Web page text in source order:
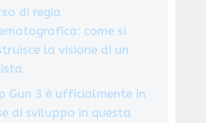
di regia
come si
la visione di un
Gun 3 è ufficialmente in
di sviluppo in questa